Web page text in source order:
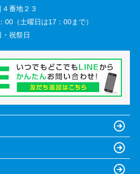
番地２３
00（土曜日は17：00まで）
祝祭日